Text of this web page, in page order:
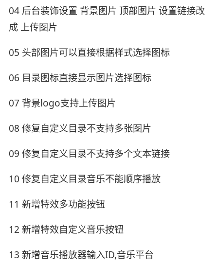
04 后台装饰设置 背景图片 顶部图片 设置链接改
成 上传图片
05 头部图片可以直接根据样式选择图标
06 目录图标直接显示图片选择图标
07 背景logo支持上传图片
08 修复自定义目录不支持多张图片
09 修复自定义目录不支持多个文本链接
10 修复自定义目录音乐不能顺序播放
11 新增特效多功能按钮
12 新增特效自定义音乐按钮
13 新增音乐播放器输入ID,音乐平台